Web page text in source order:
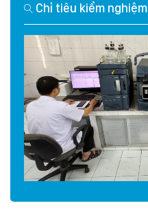
Chỉ tiêu kiểm nghiệm